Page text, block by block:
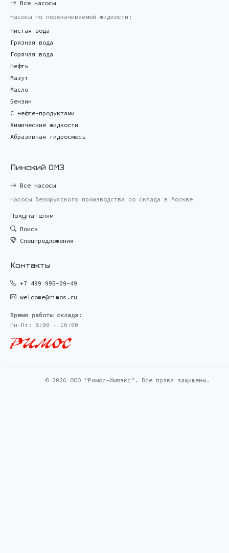
Все насосы
Насосы по перекачиваемой жидкости:
Чистая вода
Грязная вода
Горячая вода
Нефть
Мазут
Масло
Бензин
С нефте-продуктами
Химические жидкости
Абразивная гидросмесь
Пинский ОМЗ
Все насосы
Насосы белорусского производства со склада в Москве
Покупателям
Поиск
Спецпредложения
Контакты
+7 499 995-09-49
welcome@rimos.ru
Время работы склада:
Пн-Пт: 8:00 - 16:00
© 2026 ООО "Римос-Импэкс". Все права защищены.